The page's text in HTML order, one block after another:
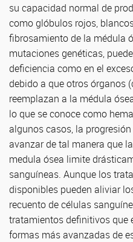
su capacidad normal de
como glóbulos rojos,
fibrosamiento de la médula
mutaciones genéticas,
deficiencia como en el
debido a que otros órganos
reemplazan a la médula
lo que se conoce como
algunos casos, la
avanzar de tal manera que
medula ósea limite
sanguíneas. Aunque los
disponibles pueden aliviar
recuento de células
tratamientos definitivos que
formas más avanzadas de